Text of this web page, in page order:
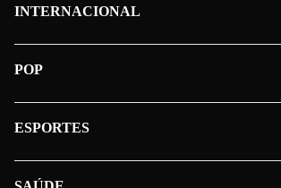
INTERNACIONAL
POP
ESPORTES